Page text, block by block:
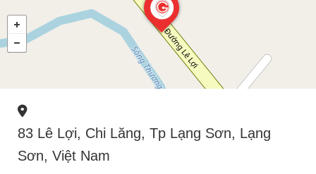
83 Lê Lợi, Chi Lăng, Tp Lạng Sơn, Lạng
Sơn, Việt Nam